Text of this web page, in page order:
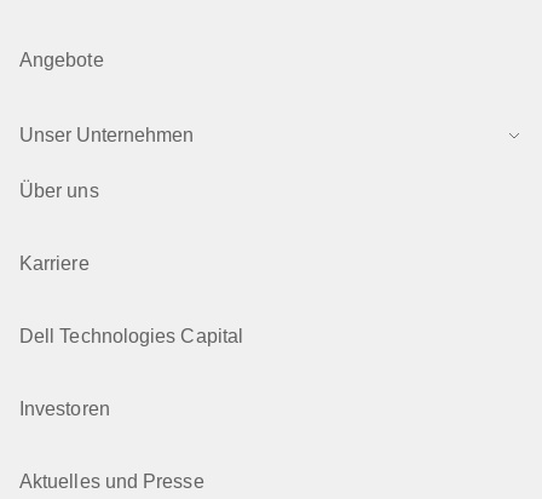
Angebote
Unser Unternehmen
Über uns
Karriere
Dell Technologies Capital
Investoren
Aktuelles und Presse